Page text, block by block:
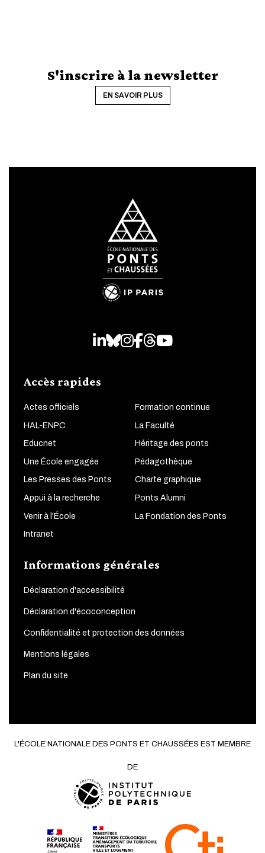
S'inscrire à la newsletter
EN SAVOIR PLUS
LinkedIn
Bluesky
Instagram
Facebook
Threads
Youtube
Accès rapides
Actes officiels Formation continue
HAL-ENPC La Faculté
Educnet Héritage des ponts
Une École engagée Pédagothèque
Les Presses des Ponts Charte graphique
Appui à la recherche Ponts Alumni
Venir à l'École La Fondation des Ponts
Intranet
Informations générales
Déclaration d'accessibilité
Déclaration d'écoconception
Confidentialité et protection des données
Mentions légales
Plan du site
L'ÉCOLE NATIONALE DES PONTS ET CHAUSSÉES EST MEMBRE
DE